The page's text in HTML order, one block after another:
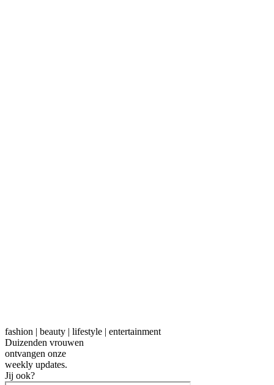
fashion | beauty | lifestyle | entertainment
Duizenden vrouwen
ontvangen onze
weekly updates.
Jij ook?